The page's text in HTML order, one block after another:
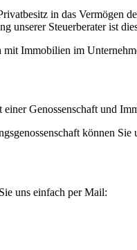
in das Vermögen
unserer Steuerberater ist
mit Immobilien im
Genossenschaft und
können
uns einfach per Mail: